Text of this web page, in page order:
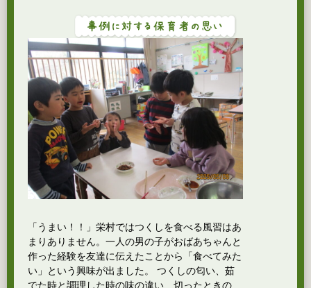
「うまい！！」栄村ではつくしを食べる風習はあ
まりありません。一人の男の子がおばあちゃんと
作った経験を友達に伝えたことから「食べてみた
い」という興味が出ました。 つくしの匂い、茹
でた時と調理した時の味の違い、切ったときの